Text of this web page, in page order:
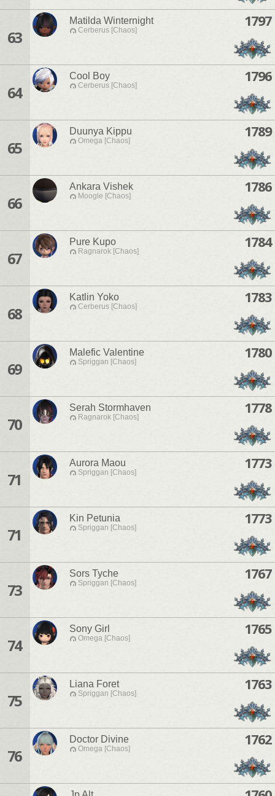
63
Matilda Winternight
Cerberus [Chaos]
1797
64
Cool Boy
Cerberus [Chaos]
1796
65
Duunya Kippu
Omega [Chaos]
1789
66
Ankara Vishek
Moogle [Chaos]
1786
67
Pure Kupo
Ragnarok [Chaos]
1784
68
Katlin Yoko
Cerberus [Chaos]
1783
69
Malefic Valentine
Spriggan [Chaos]
1780
70
Serah Stormhaven
Ragnarok [Chaos]
1778
71
Aurora Maou
Spriggan [Chaos]
1773
71
Kin Petunia
Spriggan [Chaos]
1773
73
Sors Tyche
Spriggan [Chaos]
1767
74
Sony Girl
Omega [Chaos]
1765
75
Liana Foret
Spriggan [Chaos]
1763
76
Doctor Divine
Omega [Chaos]
1762